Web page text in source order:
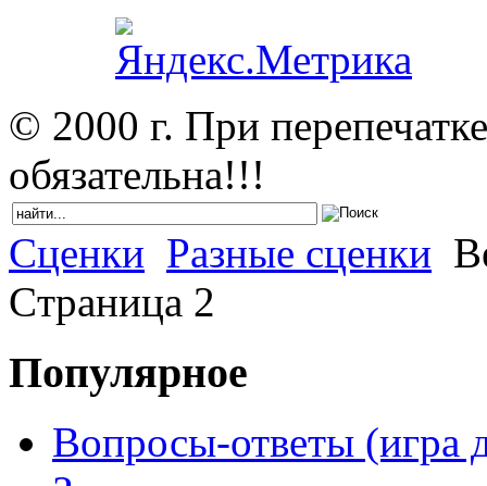
© 2000 г. При
обязательна!!!
Сценки Разные сценки
Cтраница 2
Популярное
Вопросы-ответы (игра